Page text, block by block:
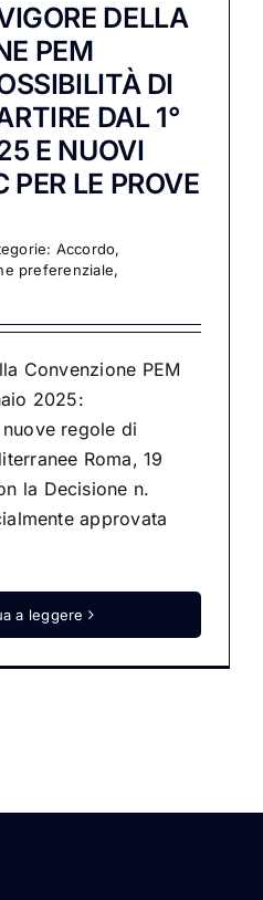
DELLA
PEM
DI
DAL 1°
E NUOVI
PER LE PROVE
Accordo,
preferenziale,
Convenzione PEM
2025:
regole di
Roma, 19
la Decisione n.
approvata
a leggere